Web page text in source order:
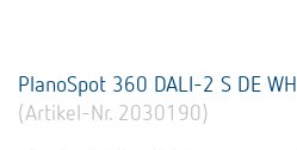
PlanoSpot 360 DALI-2 S DE WH
(Artikel-Nr. 2030190)